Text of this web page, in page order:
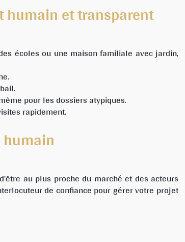
humain et transparent
écoles ou une maison familiale avec jardin,
pour les dossiers atypiques.
rapidement.
au plus proche du marché et des acteurs
de confiance pour gérer votre projet